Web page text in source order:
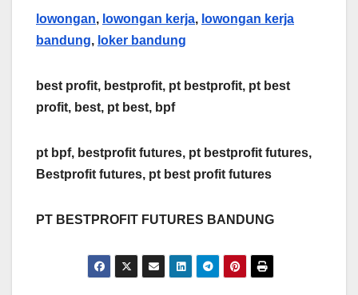
lowongan, lowongan kerja, lowongan kerja
bandung, loker bandung
best profit, bestprofit, pt bestprofit, pt best
profit, best, pt best, bpf
pt bpf, bestprofit futures, pt bestprofit futures,
Bestprofit futures, pt best profit futures
PT BESTPROFIT FUTURES BANDUNG